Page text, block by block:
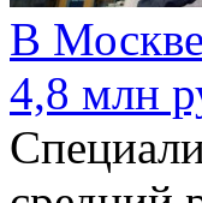
В
4,8 млн